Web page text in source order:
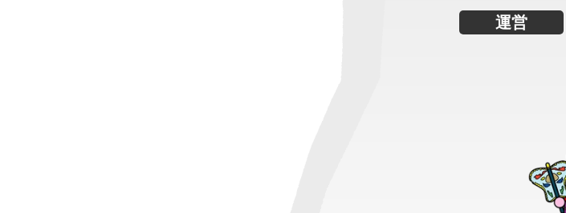
運営